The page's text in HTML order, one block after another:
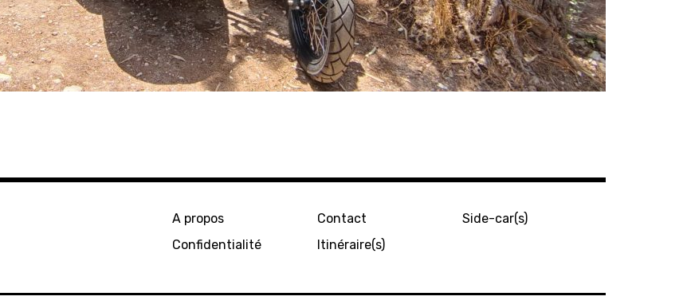
A propos
Confidentialité
Contact
Itinéraire(s)
Side-car(s)